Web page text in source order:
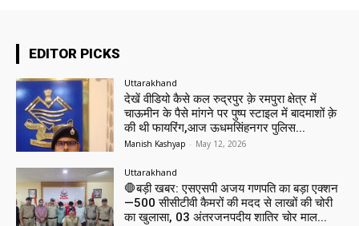
EDITOR PICKS
Uttarakhand
देखें वीडियो कैसे कल रुद्रपुर क़े रमपुरा क्षेत्र में
चाऊमीन के पैसे मांगने पर पुष्प स्टाइल में बादमाशों क़े
की थी फायरिंग,आज ऊधमसिंहनगर पुलिस...
Manish Kashyap - May 12, 2026
Uttarakhand
🛑बड़ी खबर: एसएसपी अजय गणपति का बड़ा एक्शन
—500 सीसीटीवी कैमरों की मदद से लाखों की चोरी
का खुलासा, 03 अंतरजनपदीय शातिर चोर माल...